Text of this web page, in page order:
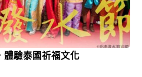
體驗泰國祈福文化